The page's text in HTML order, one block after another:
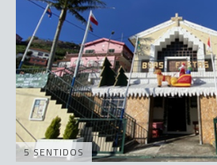
5 SENTIDOS